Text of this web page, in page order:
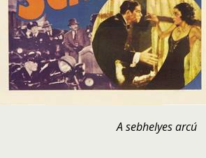
A sebhelyes arcú